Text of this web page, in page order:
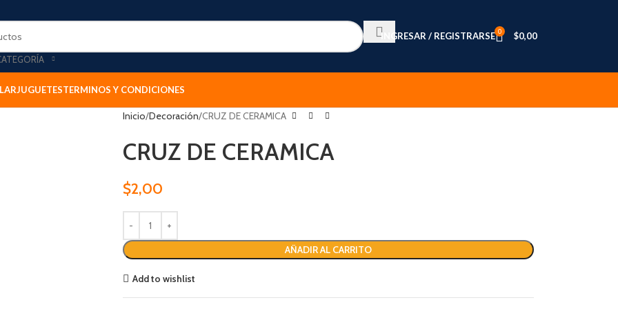
INGRESAR / REGISTRARSE 0 $0,00
JUGUETESTERMINOS Y CONDICIONES
Inicio Decoración CRUZ DE CERAMICA
CRUZ DE CERAMICA
$2,00
AÑADIR AL CARRITO
Add to wishlist